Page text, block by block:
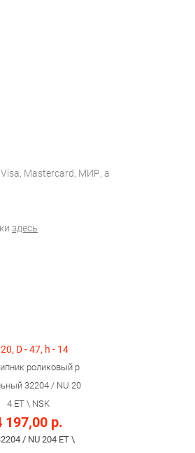
Mastercard, МИР, а
здесь
D - 47, h - 14
роликовый р
32204 / NU 20
4 ET \ NSK
197,00 р.
/ NU 204 ET \